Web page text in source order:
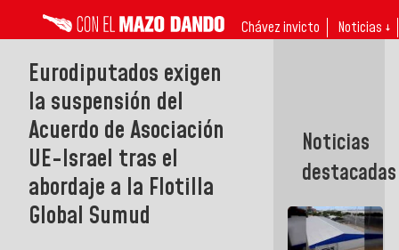
Chávez invicto Noticias ↓
Eurodiputados exigen
la suspensión del
Acuerdo de Asociación
UE-Israel tras el
abordaje a la Flotilla
Global Sumud
Noticias
destacadas